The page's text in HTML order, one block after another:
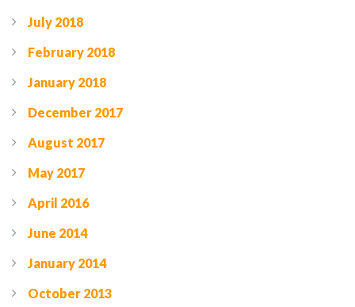
July 2018
February 2018
January 2018
December 2017
August 2017
May 2017
April 2016
June 2014
January 2014
October 2013